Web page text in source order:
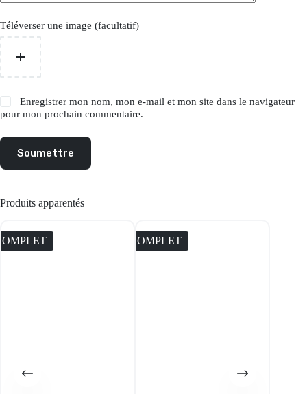
Téléverser une image (facultatif)
Enregistrer mon nom, mon e-mail et mon site dans le navigateur
pour mon prochain commentaire.
Soumettre
Produits apparentés
COMPLET